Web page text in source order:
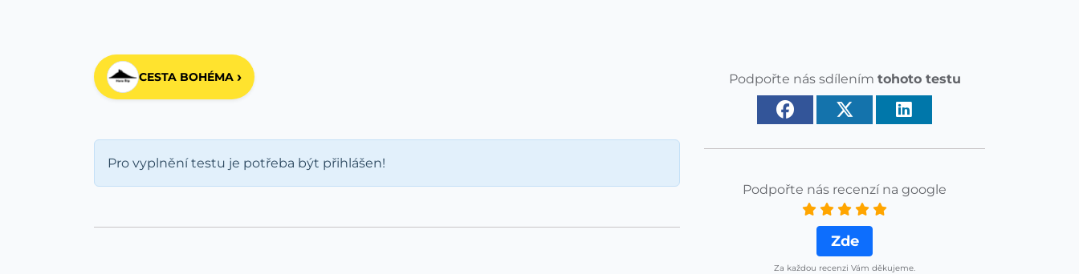
CESTA BOHÉMA ›
Pro vyplnění testu je potřeba být přihlášen!
Podpořte nás sdílením tohoto testu
Podpořte nás recenzí na google
Zde
Za každou recenzi Vám děkujeme.